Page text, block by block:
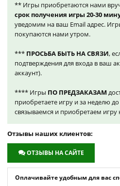
** Игры приобретаются нами
срок получения игры 20-30
уведомим на ваш Email адрес.
покупаются нами утром.
*** ПРОСЬБА БЫТЬ НА СВЯЗИ,
подтверждения для входа в ваш
аккаунт).
**** Игры ПО ПРЕДЗАКАЗАМ
приобретаете игру и за неделю
связываемся и приобретаем игру
Отзывы наших клиентов:
ОТЗЫВЫ НА САЙТЕ
Оплачивайте удобным для вас